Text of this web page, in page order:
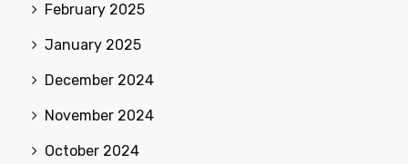
February 2025
January 2025
December 2024
November 2024
October 2024